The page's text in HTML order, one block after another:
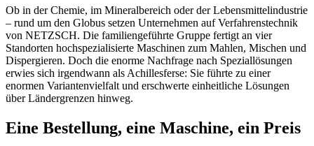
Ob in der Chemie, im Mineralbereich oder der Lebensmittelindustrie
– rund um den Globus setzen Unternehmen auf Verfahrenstechnik
von NETZSCH. Die familiengeführte Gruppe fertigt an vier
Standorten hochspezialisierte Maschinen zum Mahlen, Mischen und
Dispergieren. Doch die enorme Nachfrage nach Speziallösungen
erwies sich irgendwann als Achillesferse: Sie führte zu einer
enormen Variantenvielfalt und erschwerte einheitliche Lösungen
über Ländergrenzen hinweg.
Eine Bestellung, eine Maschine, ein Preis